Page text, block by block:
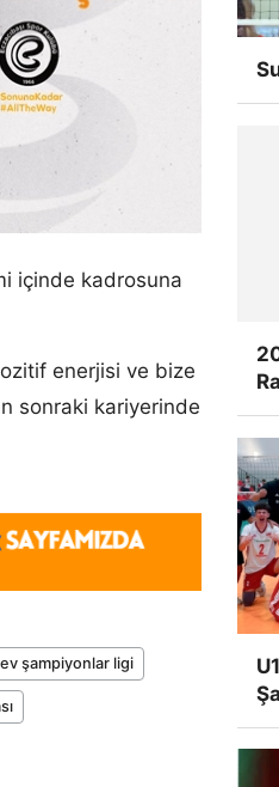
içinde kadrosuna
enerjisi ve bize
sonraki kariyerinde
şampiyonlar ligi